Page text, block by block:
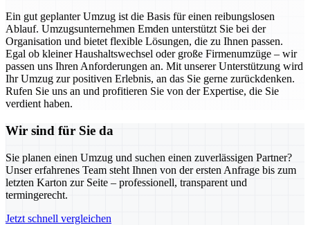
Ein gut geplanter Umzug ist die Basis für einen reibungslosen
Ablauf. Umzugsunternehmen Emden unterstützt Sie bei der
Organisation und bietet flexible Lösungen, die zu Ihnen passen.
Egal ob kleiner Haushaltswechsel oder große Firmenumzüge – wir
passen uns Ihren Anforderungen an. Mit unserer Unterstützung wird
Ihr Umzug zur positiven Erlebnis, an das Sie gerne zurückdenken.
Rufen Sie uns an und profitieren Sie von der Expertise, die Sie
verdient haben.
Wir sind für Sie da
Sie planen einen Umzug und suchen einen zuverlässigen Partner?
Unser erfahrenes Team steht Ihnen von der ersten Anfrage bis zum
letzten Karton zur Seite – professionell, transparent und
termingerecht.
Jetzt schnell vergleichen